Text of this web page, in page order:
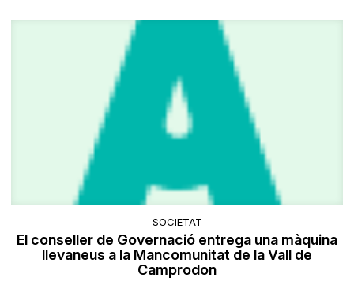
SOCIETAT
El conseller de Governació entrega una màquina
llevaneus a la Mancomunitat de la Vall de
Camprodon